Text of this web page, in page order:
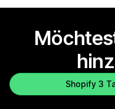
Shopify 3